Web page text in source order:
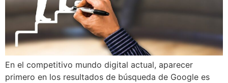
En el competitivo mundo digital actual, aparecer
primero en los resultados de búsqueda de Google es